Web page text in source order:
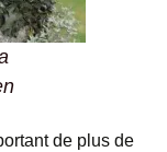
de plus de